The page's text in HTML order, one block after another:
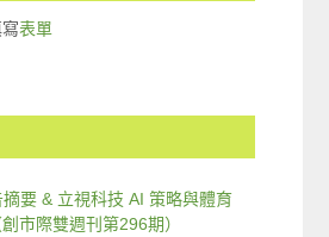
表單
要 & 立視科技 AI 策略與體育
市際雙週刊第296期）